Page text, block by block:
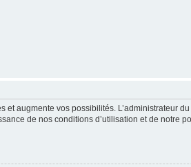
augmente vos possibilités. L’administrateur
de nos conditions d’utilisation et de notre